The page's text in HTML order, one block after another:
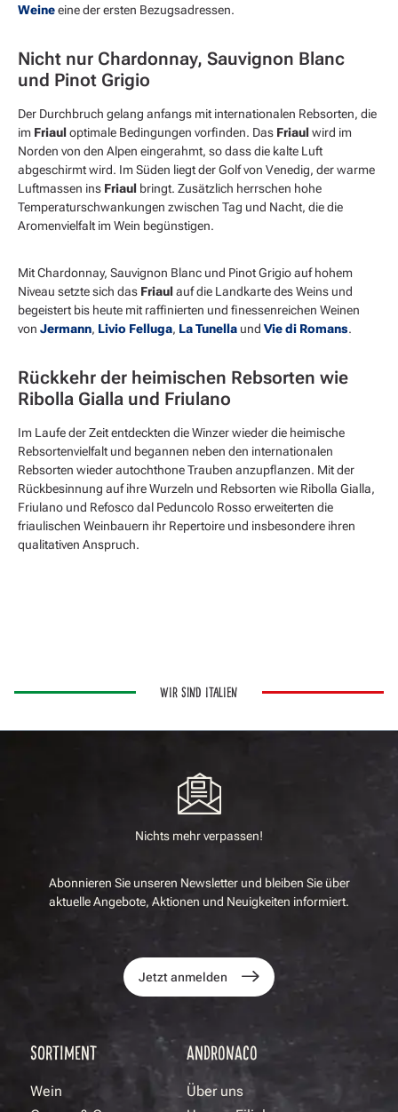
Weineeine der ersten Bezugsadressen.
Nicht nur Chardonnay, Sauvignon Blanc
und Pinot Grigio
Der Durchbruch gelang anfangs mit internationalen Rebsorten, die
im Friaul optimale Bedingungen vorfinden. Das Friaul wird im
Norden von den Alpen eingerahmt, so dass die kalte Luft
abgeschirmt wird. Im Süden liegt der Golf von Venedig, der warme
Luftmassen ins Friaul bringt. Zusätzlich herrschen hohe
Temperaturschwankungen zwischen Tag und Nacht, die die
Aromenvielfalt im Wein begünstigen.
Mit Chardonnay, Sauvignon Blanc und Pinot Grigio auf hohem
Niveau setzte sich das Friaul auf die Landkarte des Weins und
begeistert bis heute mit raffinierten und finessenreichen Weinen
von Jermann, Livio Felluga, La Tunella und Vie di Romans.
Rückkehr der heimischen Rebsorten wie
Ribolla Gialla und Friulano
Im Laufe der Zeit entdeckten die Winzer wieder die heimische
Rebsortenvielfalt und begannen neben den internationalen
Rebsorten wieder autochthone Trauben anzupflanzen. Mit der
Rückbesinnung auf ihre Wurzeln und Rebsorten wie Ribolla Gialla,
Friulano und Refosco dal Peduncolo Rosso erweiterten die
friaulischen Weinbauern ihr Repertoire und insbesondere ihren
qualitativen Anspruch.
WIR SIND ITALIEN
Nichts mehr verpassen!
Abonnieren Sie unseren Newsletter und bleiben Sie über
aktuelle Angebote, Aktionen und Neuigkeiten informiert.
Jetzt anmelden
SORTIMENT
Wein
ANDRONACO
Über uns